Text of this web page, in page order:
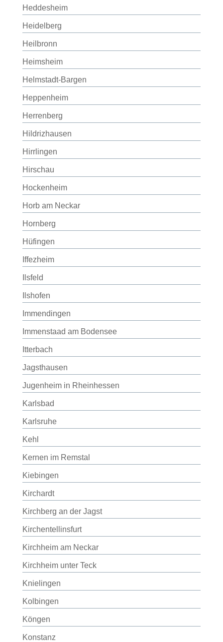
Heddesheim
Heidelberg
Heilbronn
Heimsheim
Helmstadt-Bargen
Heppenheim
Herrenberg
Hildrizhausen
Hirrlingen
Hirschau
Hockenheim
Horb am Neckar
Hornberg
Hüfingen
Iffezheim
Ilsfeld
Ilshofen
Immendingen
Immenstaad am Bodensee
Itterbach
Jagsthausen
Jugenheim in Rheinhessen
Karlsbad
Karlsruhe
Kehl
Kernen im Remstal
Kiebingen
Kirchardt
Kirchberg an der Jagst
Kirchentellinsfurt
Kirchheim am Neckar
Kirchheim unter Teck
Knielingen
Kolbingen
Köngen
Konstanz